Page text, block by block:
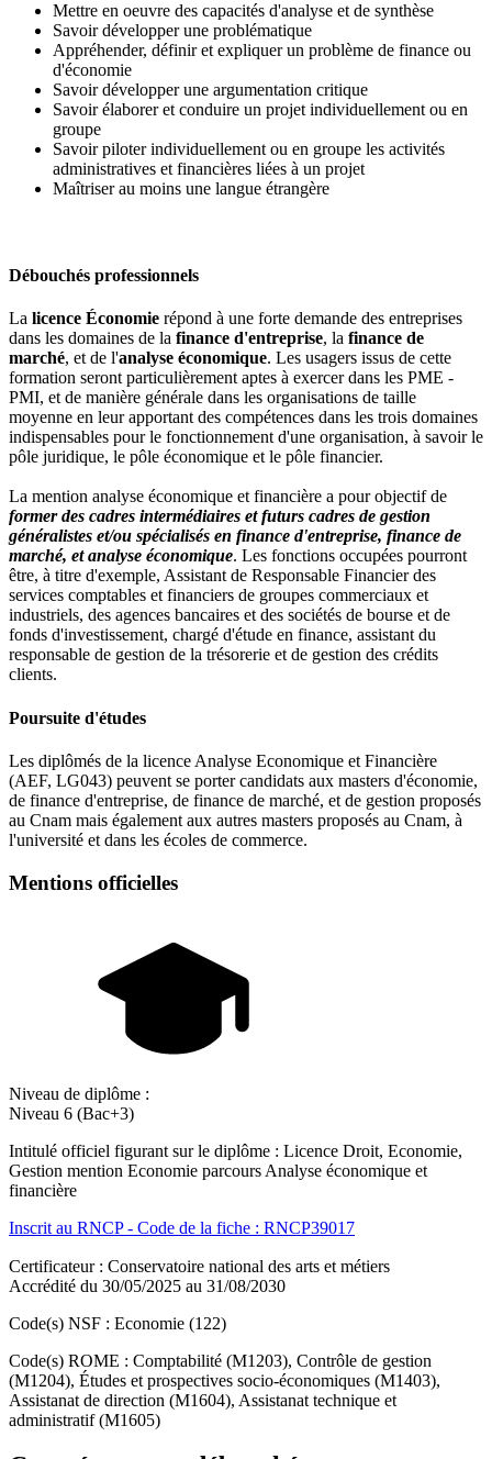
Mettre en oeuvre des capacités d'analyse et de synthèse
Savoir développer une problématique
Appréhender, définir et expliquer un problème de finance ou
d'économie
Savoir développer une argumentation critique
Savoir élaborer et conduire un projet individuellement ou en
groupe
Savoir piloter individuellement ou en groupe les activités
administratives et financières liées à un projet
Maîtriser au moins une langue étrangère
Débouchés professionnels
La licence Économie répond à une forte demande des entreprises
dans les domaines de la finance d'entreprise, la finance de
marché, et de l'analyse économique. Les usagers issus de cette
formation seront particulièrement aptes à exercer dans les PME -
PMI, et de manière générale dans les organisations de taille
moyenne en leur apportant des compétences dans les trois domaines
indispensables pour le fonctionnement d'une organisation, à savoir le
pôle juridique, le pôle économique et le pôle financier.
La mention analyse économique et financière a pour objectif de
former des cadres intermédiaires et futurs cadres de gestion
généralistes et/ou spécialisés en finance d'entreprise, finance de
marché, et analyse économique. Les fonctions occupées pourront
être, à titre d'exemple, Assistant de Responsable Financier des
services comptables et financiers de groupes commerciaux et
industriels, des agences bancaires et des sociétés de bourse et de
fonds d'investissement, chargé d'étude en finance, assistant du
responsable de gestion de la trésorerie et de gestion des crédits
clients.
Poursuite d'études
Les diplômés de la licence Analyse Economique et Financière
(AEF, LG043) peuvent se porter candidats aux masters d'économie,
de finance d'entreprise, de finance de marché, et de gestion proposés
au Cnam mais également aux autres masters proposés au Cnam, à
l'université et dans les écoles de commerce.
Mentions officielles
Niveau de diplôme :
Niveau 6 (Bac+3)
Intitulé officiel figurant sur le diplôme : Licence Droit, Economie,
Gestion mention Economie parcours Analyse économique et
financière
Inscrit au RNCP - Code de la fiche : RNCP39017
Certificateur : Conservatoire national des arts et métiers
Accrédité du 30/05/2025 au 31/08/2030
Code(s) NSF : Economie (122)
Code(s) ROME : Comptabilité (M1203), Contrôle de gestion
(M1204), Études et prospectives socio-économiques (M1403),
Assistanat de direction (M1604), Assistanat technique et
administratif (M1605)